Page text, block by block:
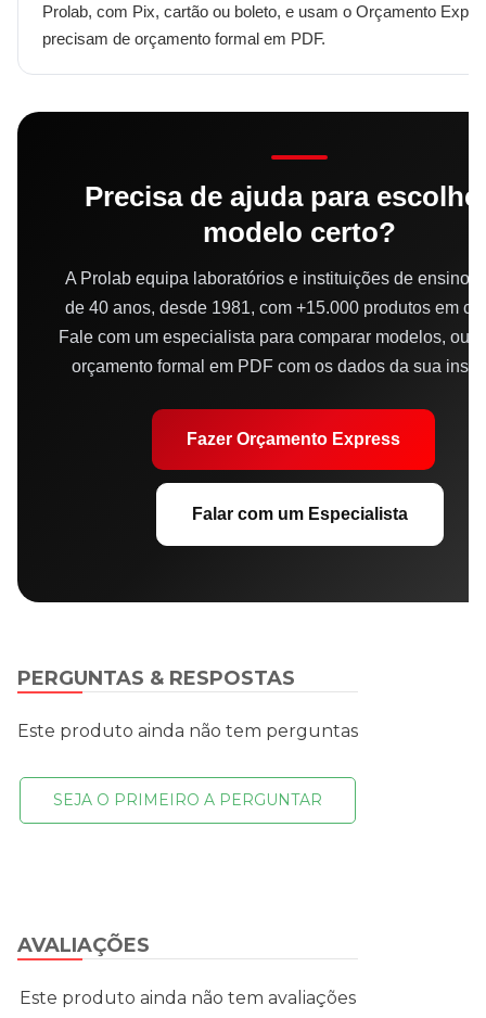
Prolab, com Pix, cartão ou boleto, e usam o Orçamento
precisam de orçamento formal em PDF.
Precisa de ajuda para
modelo certo?
A Prolab equipa laboratórios e instituições de ensino
de 40 anos, desde 1981, com +15.000 produtos em
Fale com um especialista para comparar modelos, ou
orçamento formal em PDF com os dados da sua
Fazer Orçamento Express
Falar com um Especialista
AVALIAÇÕES
Este produto ainda não tem avaliações
PERGUNTAS & RESPOSTAS
Este produto ainda não tem perguntas
SEJA O PRIMEIRO A PERGUNTAR